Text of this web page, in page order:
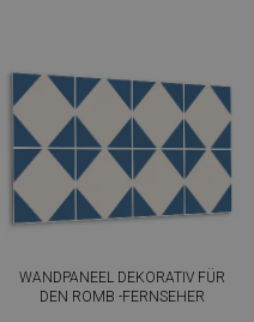
WANDPANEEL DEKORATIV FÜR
DEN ROMB -FERNSEHER